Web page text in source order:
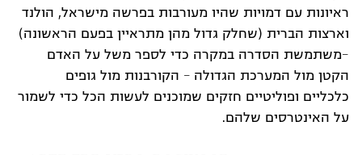
ראיונות עם דמויות שהיו מעורבות בפרשה מישראל, הולנד
וארצות הברית (שחלק גדול מהן מתראיין בפעם הראשונה)
-משתמשת הסדרה במקרה כדי לספר משל על האדם
הקטן מול המערכת הגדולה – הקורבנות מול גופים
כלכליים ופוליטיים חזקים שמוכנים לעשות הכל כדי לשמור
על האינטרסים שלהם.